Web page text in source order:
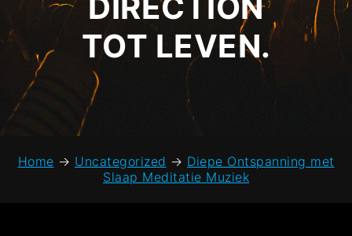
TOT LEVEN.
Home → Uncategorized → Diepe Ontspanning met
Slaap Meditatie Muziek